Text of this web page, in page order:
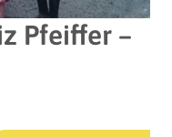
Pfeiffer –